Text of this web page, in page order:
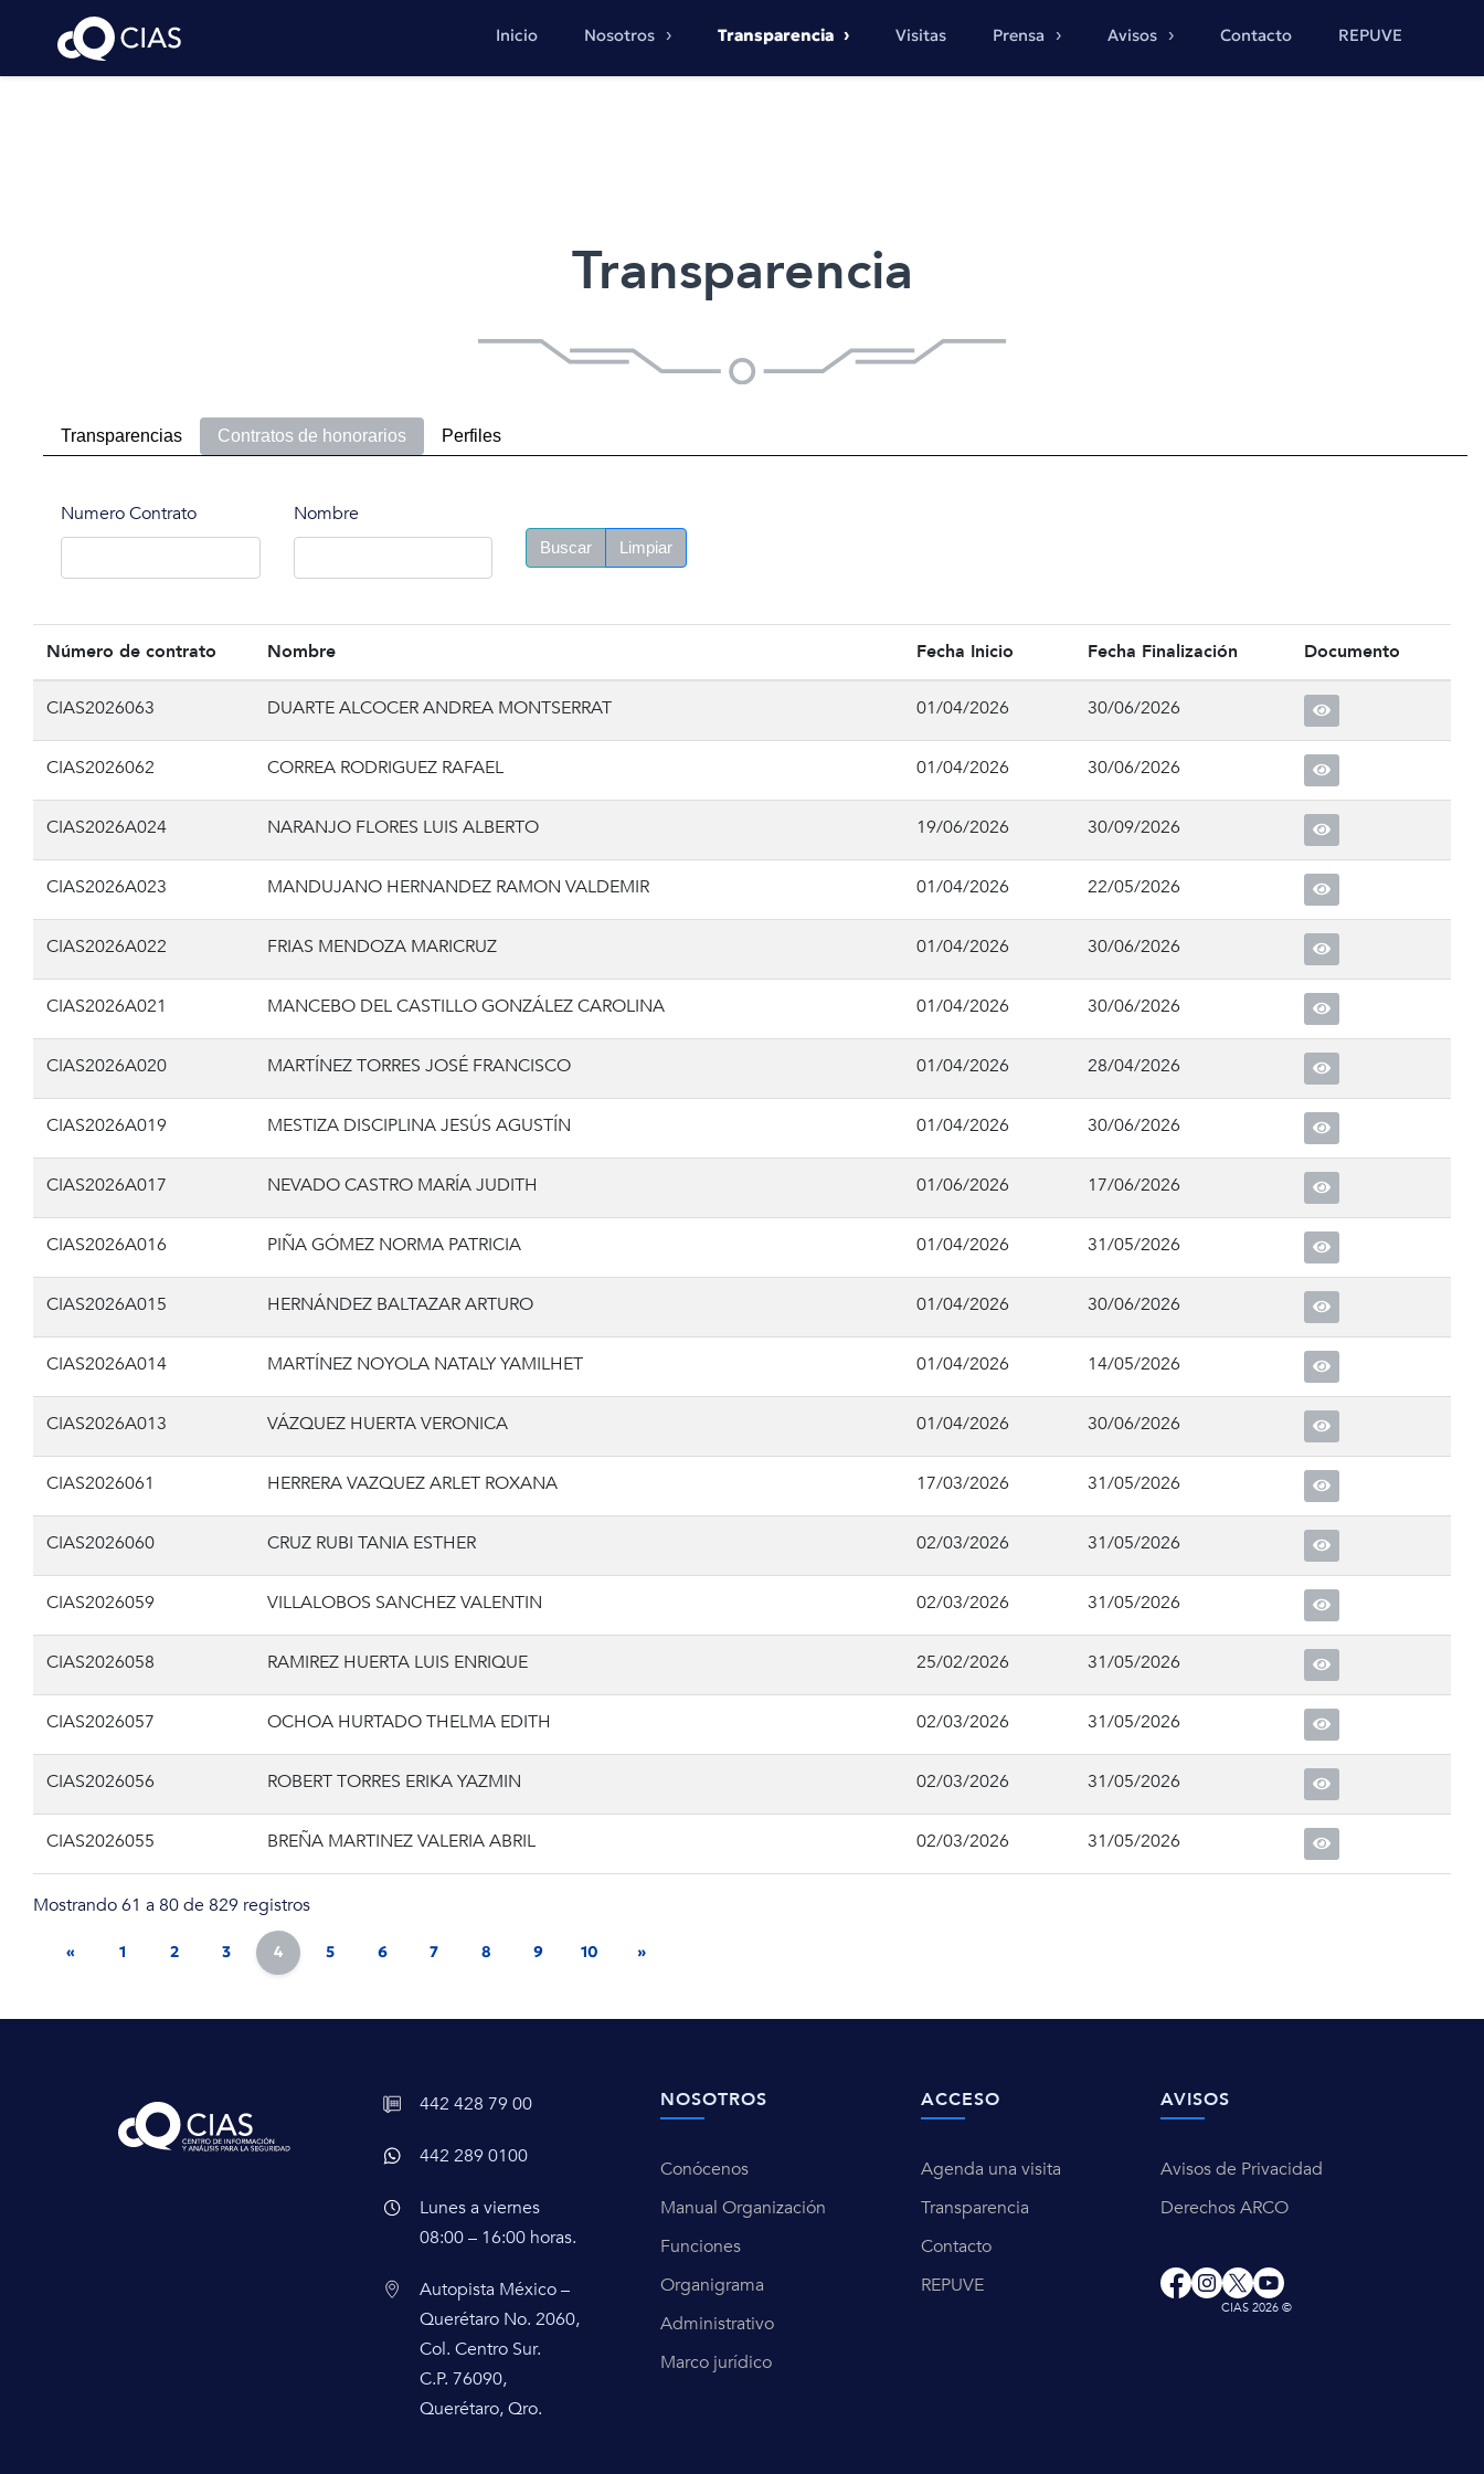
Inicio Nosotros Transparencia Visitas Prensa Avisos Contacto REPUVE
Transparencia
Transparencias Contratos de honorarios Perfiles
Numero Contrato Nombre
Buscar Limpiar
Número de contrato Nombre Fecha Inicio Fecha Finalización Documento
CIAS2026063 DUARTE ALCOCER ANDREA MONTSERRAT 01/04/2026 30/06/2026
CIAS2026062 CORREA RODRIGUEZ RAFAEL 01/04/2026 30/06/2026
CIAS2026A024 NARANJO FLORES LUIS ALBERTO 19/06/2026 30/09/2026
CIAS2026A023 MANDUJANO HERNANDEZ RAMON VALDEMIR 01/04/2026 22/05/2026
CIAS2026A022 FRIAS MENDOZA MARICRUZ 01/04/2026 30/06/2026
CIAS2026A021 MANCEBO DEL CASTILLO GONZÁLEZ CAROLINA 01/04/2026 30/06/2026
CIAS2026A020 MARTÍNEZ TORRES JOSÉ FRANCISCO 01/04/2026 28/04/2026
CIAS2026A019 MESTIZA DISCIPLINA JESÚS AGUSTÍN 01/04/2026 30/06/2026
CIAS2026A017 NEVADO CASTRO MARÍA JUDITH 01/06/2026 17/06/2026
CIAS2026A016 PIÑA GÓMEZ NORMA PATRICIA 01/04/2026 31/05/2026
CIAS2026A015 HERNÁNDEZ BALTAZAR ARTURO 01/04/2026 30/06/2026
CIAS2026A014 MARTÍNEZ NOYOLA NATALY YAMILHET 01/04/2026 14/05/2026
CIAS2026A013 VÁZQUEZ HUERTA VERONICA 01/04/2026 30/06/2026
CIAS2026061 HERRERA VAZQUEZ ARLET ROXANA 17/03/2026 31/05/2026
CIAS2026060 CRUZ RUBI TANIA ESTHER 02/03/2026 31/05/2026
CIAS2026059 VILLALOBOS SANCHEZ VALENTIN 02/03/2026 31/05/2026
CIAS2026058 RAMIREZ HUERTA LUIS ENRIQUE 25/02/2026 31/05/2026
CIAS2026057 OCHOA HURTADO THELMA EDITH 02/03/2026 31/05/2026
CIAS2026056 ROBERT TORRES ERIKA YAZMIN 02/03/2026 31/05/2026
CIAS2026055 BREÑA MARTINEZ VALERIA ABRIL 02/03/2026 31/05/2026
Mostrando 61 a 80 de 829 registros
« 1 2 3 4 5 6 7 8 9 10 »
442 428 79 00
442 289 0100
Lunes a viernes
08:00 – 16:00 horas.
Autopista México –
Querétaro No. 2060,
Col. Centro Sur.
C.P. 76090,
Querétaro, Qro.
NOSOTROS
Conócenos
Manual Organización
Funciones
Organigrama
Administrativo
Marco jurídico
ACCESO
Agenda una visita
Transparencia
Contacto
REPUVE
AVISOS
Avisos de Privacidad
Derechos ARCO
CIAS 2026 ©